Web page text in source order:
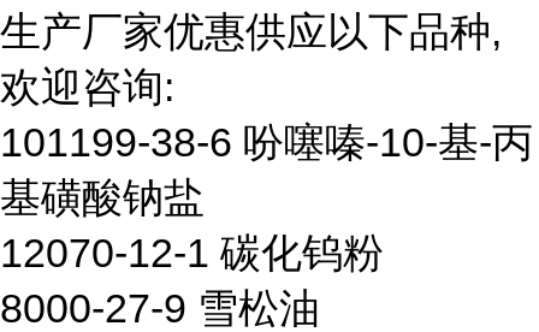
生产厂家优惠供应以下品种,
欢迎咨询:
101199-38-6 吩噻嗪-10-基-丙
基磺酸钠盐
12070-12-1 碳化钨粉
8000-27-9 雪松油